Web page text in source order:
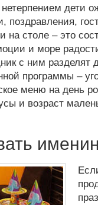
дети
поздравления,
на столе – это
и море
с ним разделят
программы –
меню на день
и возраст